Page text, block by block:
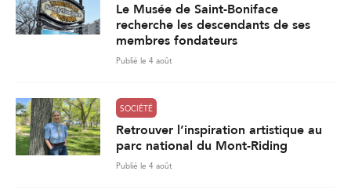
Le Musée de Saint-Boniface
recherche les descendants de ses
membres fondateurs
Publié le 4 août
SOCIÉTÉ
Retrouver l’inspiration artistique au
parc national du Mont-Riding
Publié le 4 août